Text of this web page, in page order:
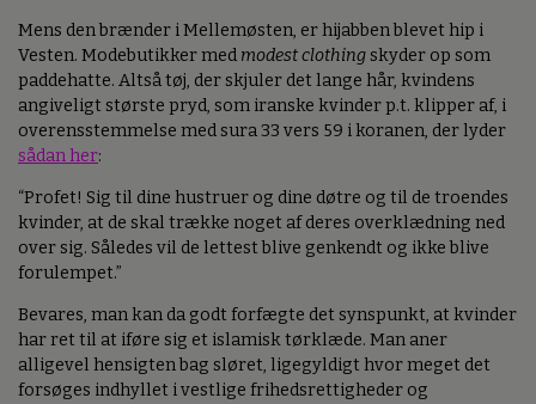
Mens den brænder i Mellemøsten, er hijabben blevet hip i
Vesten. Modebutikker med modest clothing skyder op som
paddehatte. Altså tøj, der skjuler det lange hår, kvindens
angiveligt største pryd, som iranske kvinder p.t. klipper af, i
overensstemmelse med sura 33 vers 59 i koranen, der lyder
sådan her:
“Profet! Sig til dine hustruer og dine døtre og til de troendes
kvinder, at de skal trække noget af deres overklædning ned
over sig. Således vil de lettest blive genkendt og ikke blive
forulempet.”
Bevares, man kan da godt forfægte det synspunkt, at kvinder
har ret til at iføre sig et islamisk tørklæde. Man aner
alligevel hensigten bag sløret, ligegyldigt hvor meget det
forsøges indhyllet i vestlige frihedsrettigheder og